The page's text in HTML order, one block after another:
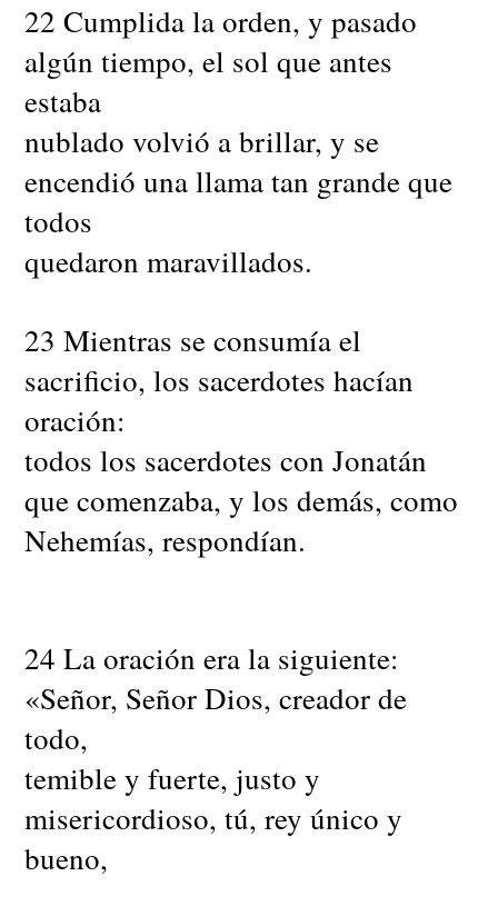
22 Cumplida la orden, y pasado
algún tiempo, el sol que antes
estaba
nublado volvió a brillar, y se
encendió una llama tan grande que
todos
quedaron maravillados.
23 Mientras se consumía el
sacrificio, los sacerdotes hacían
oración:
todos los sacerdotes con Jonatán
que comenzaba, y los demás, como
Nehemías, respondían.
24 La oración era la siguiente:
«Señor, Señor Dios, creador de
todo,
temible y fuerte, justo y
misericordioso, tú, rey único y
bueno,